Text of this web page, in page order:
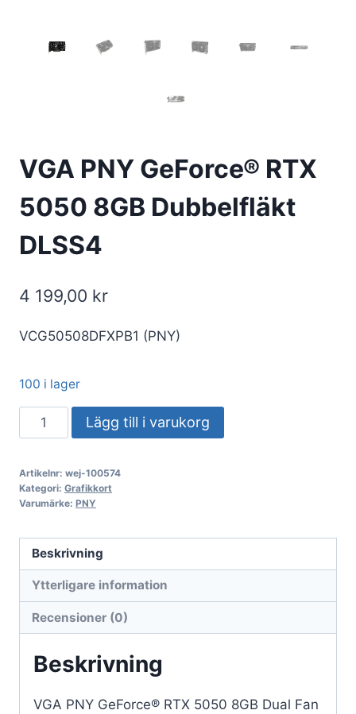
VGA PNY GeForce® RTX
5050 8GB Dubbelfläkt
DLSS4
4 199,00 kr
VCG50508DFXPB1 (PNY)
100 i lager
VGA
PNY
RTX
5050
Dubbelfläkt
DLSS4
mängd
Lägg till i varukorg
Artikelnr: wej-100574
Kategori: Grafikkort
Varumärke: PNY
Beskrivning
Ytterligare information
Recensioner (0)
Beskrivning
VGA PNY GeForce® RTX 5050 8GB Dual Fan